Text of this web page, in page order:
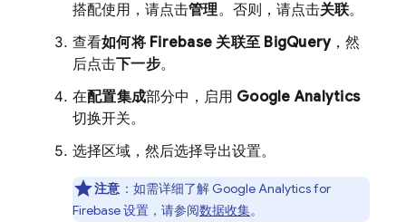
搭配使用，请点击管理。否则，请点击关联。
查看如何将 Firebase 关联至 BigQuery，然
后点击下一步。
在配置集成部分中，启用 Google Analytics
切换开关。
选择区域，然后选择导出设置。
注意 ：如需详细了解 Google Analyticsfor
Firebase设置，请参阅数据收集。